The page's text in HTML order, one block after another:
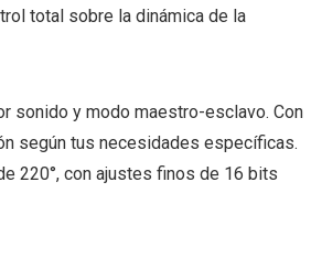
total sobre la dinámica de la
sonido y modo maestro-esclavo. Con
según tus necesidades específicas.
220°, con ajustes finos de 16 bits